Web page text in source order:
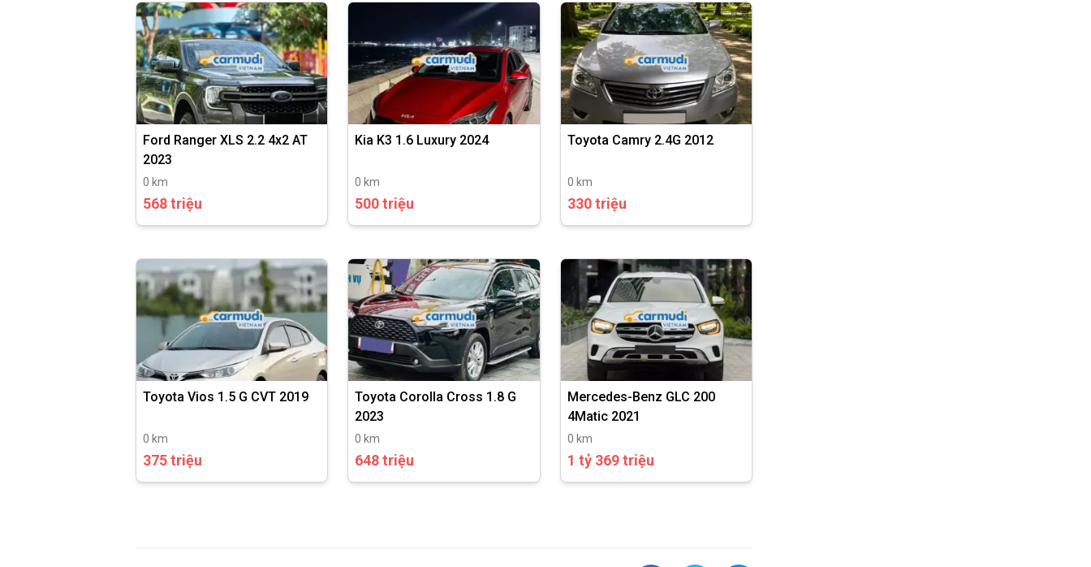
Ford Ranger XLS 2.2 4x2 AT
2023
0 km
568 triệu
Kia K3 1.6 Luxury 2024
0 km
500 triệu
Toyota Camry 2.4G 2012
0 km
330 triệu
Toyota Vios 1.5 G CVT 2019
0 km
375 triệu
Toyota Corolla Cross 1.8 G
2023
0 km
648 triệu
Mercedes-Benz GLC 200
4Matic 2021
0 km
1 tỷ 369 triệu